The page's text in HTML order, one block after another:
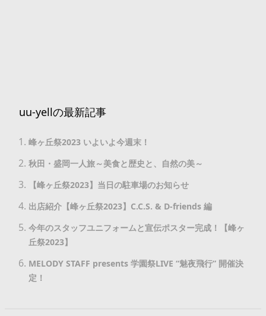
uu-yellの最新記事
峰ヶ丘祭2023 いよいよ今週末！
秋田・盛岡一人旅～美食と歴史と、自然の美～
【峰ヶ丘祭2023】当日の駐車場のお知らせ
出店紹介【峰ヶ丘祭2023】C.C.S. & D-friends 編
今年のスタッフユニフォームと宣伝ポスター完成！【峰ヶ
丘祭2023】
MELODY STAFF presents 学園祭LIVE “魅夜飛行” 開催決
定！